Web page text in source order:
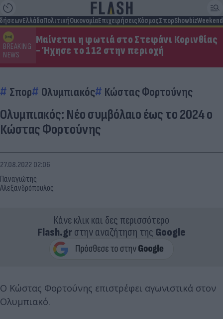
ΕλλάδαΠολιτικήΟικονομίαΕπιχειρήσειςΚόσμοςΣπορShowbizWeekend
BREAKING
NEWS
Μαίνεται η φωτιά στο Στεφάνι Κορινθίας
- Ήχησε το 112 στην περιοχή
Σπορ Ολυμπιακός Κώστας Φορτούνης
Ολυμπιακός: Νέο συμβόλαιο έως το 2024 ο
Κώστας Φορτούνης
Παναγιώτης
Αλεξανδρόπουλος
27.08.2022 02:06
Κάνε κλικ και δες περισσότερο
Flash.grστην αναζήτηση της Google
Ο Κώστας Φορτούνης επιστρέφει αγωνιστικά στον
Ολυμπιακό.